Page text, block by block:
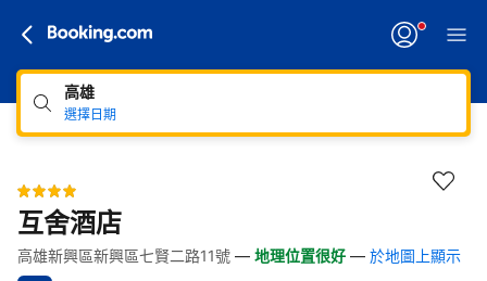
高雄
選擇日期
互舍酒店
快速連結
跳至住宿介紹
跳至熱門設施
跳至客房類型
跳至訂房政策
高雄新興區新興區七賢二路11號 — 地理位置很好 — 於地圖上顯示